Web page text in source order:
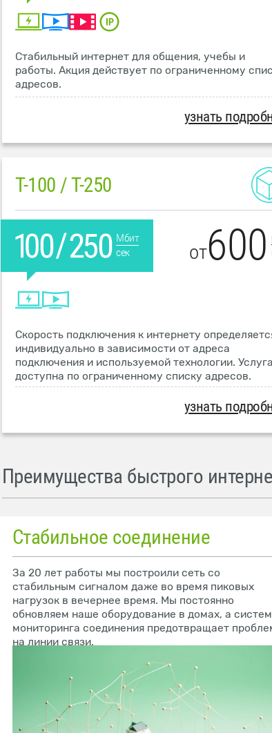
Стабильный интернет для общения, учебы и
работы. Акция действует по ограниченному
адресов.
узнать
T-100 / T-250
Мбит
сек
от600
Скорость подключения к интернету
индивидуально в зависимости от адреса
подключения и используемой технологии. Услуга
доступна по ограниченному списку адресов.
узнать
Преимущества быстрого
Стабильное соединение
За 20 лет работы мы построили сеть со
стабильным сигналом даже во время пиковых
нагрузок в вечернее время. Мы постоянно
обновляем наше оборудование в домах, а
мониторинга соединения предотвращает
на линии связи.